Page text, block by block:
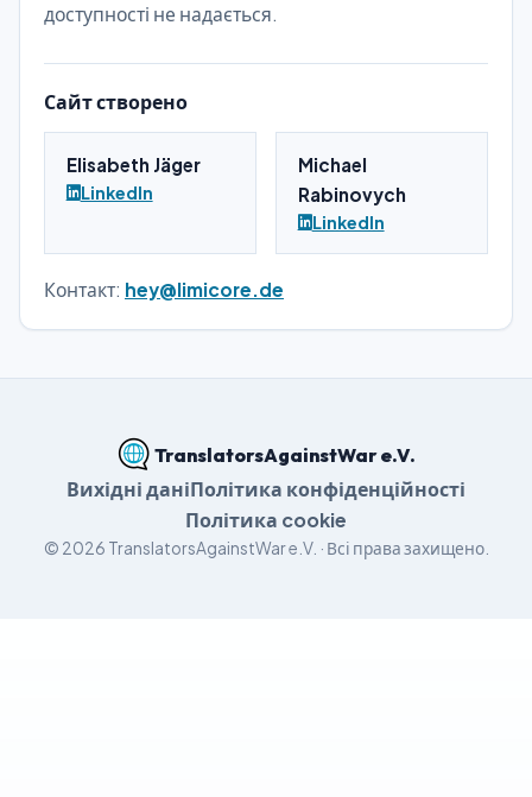
доступності не надається.
Сайт створено
Elisabeth Jäger
LinkedIn
Michael
Rabinovych
LinkedIn
Контакт: hey@limicore.de
TranslatorsAgainstWar e.V.
Вихідні даніПолітика конфіденційності
Політика cookie
© 2026 TranslatorsAgainstWar e.V. · Всі права захищено.